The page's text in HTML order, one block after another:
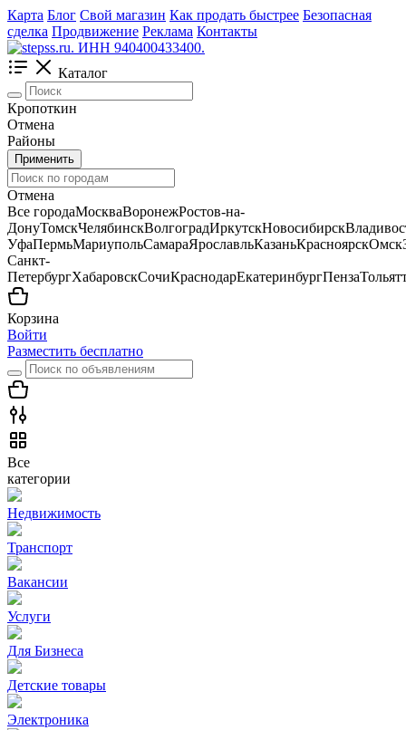
Карта Блог Свой магазин Как продать быстрее Безопасная
сделка Продвижение Реклама Контакты
Каталог
Кропоткин
Отмена
Районы
Применить
Отмена
Все городаМоскваВоронежРостов-на-
ДонуТомскЧелябинскВолгоградИркутскНовосибирск
УфаПермьМариупольСамараЯрославльКазаньКрасноярскОмск
Санкт-
ПетербургХабаровскСочиКраснодарЕкатеринбургПенза
Корзина
Войти
Разместить бесплатно
Все
категории
Недвижимость
Транспорт
Вакансии
Услуги
Для Бизнеса
Детские товары
Электроника